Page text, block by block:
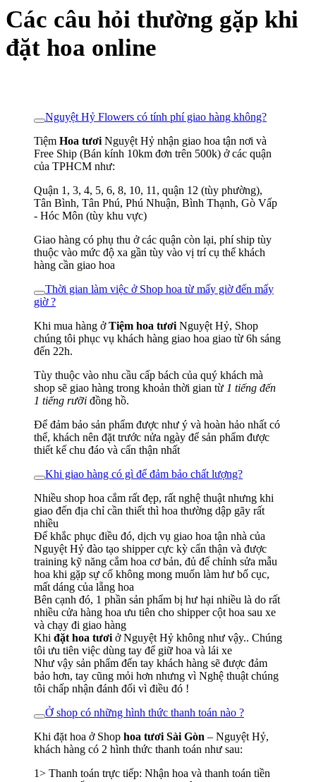
Các câu hỏi thường gặp khi
đặt hoa online
Nguyệt Hỷ Flowers có tính phí giao hàng không?
Tiệm Hoa tươi Nguyệt Hỷ nhận giao hoa tận nơi và
Free Ship (Bán kính 10km đơn trên 500k) ở các quận
của TPHCM như:
Quận 1, 3, 4, 5, 6, 8, 10, 11, quận 12 (tùy phường),
Tân Bình, Tân Phú, Phú Nhuận, Bình Thạnh, Gò Vấp
- Hóc Môn (tùy khu vực)
Giao hàng có phụ thu ở các quận còn lại, phí ship tùy
thuộc vào mức độ xa gần tùy vào vị trí cụ thể khách
hàng cần giao hoa
Thời gian làm việc ở Shop hoa từ mấy giờ đến mấy
giờ ?
Khi mua hàng ởTiệm hoa tươi Nguyệt Hỷ, Shop
chúng tôi phục vụ khách hàng giao hoa giao từ 6h sáng
đến 22h.
Tùy thuộc vào nhu cầu cấp bách của quý khách mà
shop sẽ giao hàng trong khoản thời gian từ 1 tiếng đến
1 tiếng rưỡi đồng hồ.
Để đảm bảo sản phẩm được như ý và hoàn hảo nhất có
thể, khách nên đặt trước nửa ngày để sản phẩm được
thiết kế chu đáo và cẩn thận nhất
Khi giao hàng có gì để đảm bảo chất lượng?
Nhiều shop hoa cắm rất đẹp, rất nghệ thuật nhưng khi
giao đến địa chỉ cần thiết thì hoa thường dập gãy rất
nhiều
Để khắc phục điều đó, dịch vụ giao hoa tận nhà của
Nguyệt Hỷ đào tạo shipper cực kỳ cẩn thận và được
training kỹ năng cắm hoa cơ bản, đủ để chỉnh sửa mẫu
hoa khi gặp sự cố không mong muốn làm hư bố cục,
mất dáng của lẵng hoa
Bên cạnh đó, 1 phần sản phẩm bị hư hại nhiều là do rất
nhiều cửa hàng hoa ưu tiên cho shipper cột hoa sau xe
và chạy đi giao hàng
Khi đặt hoa tươi ở Nguyệt Hỷ không như vậy.. Chúng
tôi ưu tiên việc dùng tay để giữ hoa và lái xe
Như vậy sản phẩm đến tay khách hàng sẽ được đảm
bảo hơn, tay cũng mỏi hơn nhưng vì Nghệ thuật chúng
tôi chấp nhận đánh đổi vì điều đó !
Ở shop có những hình thức thanh toán nào ?
Khi đặt hoa ở Shop hoa tươi Sài Gòn – Nguyệt Hỷ,
khách hàng có 2 hình thức thanh toán như sau:
1> Thanh toán trực tiếp: Nhận hoa và thanh toán tiền